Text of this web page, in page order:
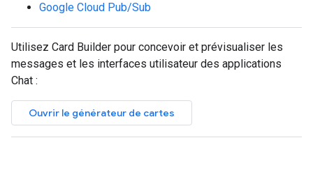
Google Cloud Pub/Sub
Utilisez Card Builder pour concevoir et prévisualiser les
messages et les interfaces utilisateur des applications
Chat :
Ouvrir le générateur de cartes